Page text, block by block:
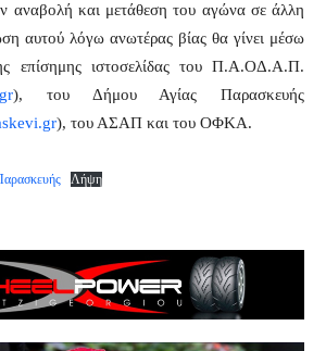
αναβολή και μετάθεση του αγώνα σε άλλη
αυτού λόγω ανωτέρας βίας θα γίνει μέσω
ιστοσελίδας του Π.Α.ΟΔ.Α.Π.
), του Δήμου Αγίας Παρασκευής
), του ΑΣΑΠ και του ΟΦΚΑ.
Λήψη